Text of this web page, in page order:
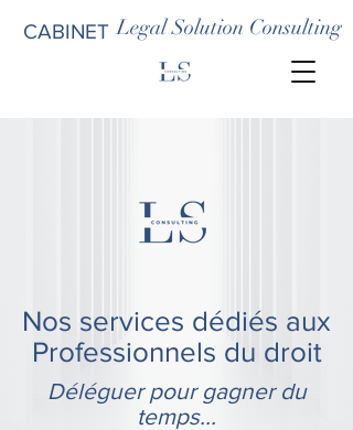
CABINET Legal Solution Consulting
Nos services dédiés aux
Professionnels du droit
Déléguer pour gagner du
temps...